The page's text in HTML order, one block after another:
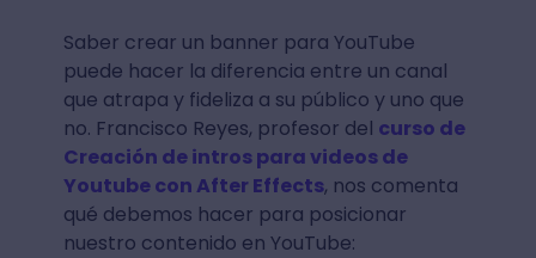
Saber crear un banner para YouTube
puede hacer la diferencia entre un canal
que atrapa y fideliza a su público y uno que
no. Francisco Reyes, profesor del curso de
Creación de intros para videos de
Youtube con After Effects, nos comenta
qué debemos hacer para posicionar
nuestro contenido en YouTube: